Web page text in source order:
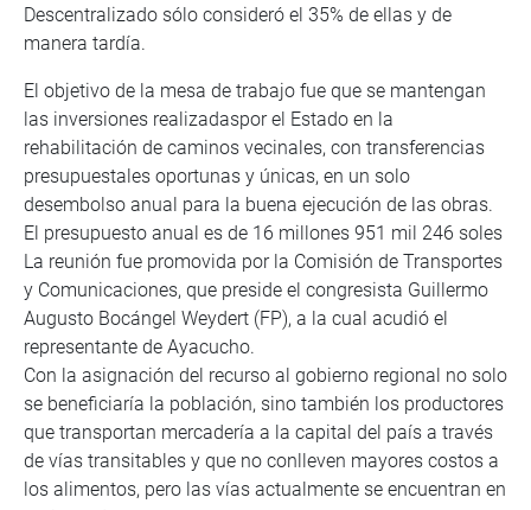
Descentralizado sólo consideró el 35% de ellas y de
manera tardía.
El objetivo de la mesa de trabajo fue que se mantengan
las inversiones realizadaspor el Estado en la
rehabilitación de caminos vecinales, con transferencias
presupuestales oportunas y únicas, en un solo
desembolso anual para la buena ejecución de las obras.
El presupuesto anual es de 16 millones 951 mil 246 soles
La reunión fue promovida por la Comisión de Transportes
y Comunicaciones, que preside el congresista Guillermo
Augusto Bocángel Weydert (FP), a la cual acudió el
representante de Ayacucho.
Con la asignación del recurso al gobierno regional no solo
se beneficiaría la población, sino también los productores
que transportan mercadería a la capital del país a través
de vías transitables y que no conlleven mayores costos a
los alimentos, pero las vías actualmente se encuentran en